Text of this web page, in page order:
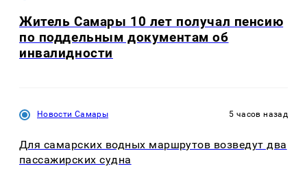
Житель Самары 10 лет получал пенсию
по поддельным документам об
инвалидности
Новости Самары 5 часов назад
Для самарских водных маршрутов возведут два
пассажирских судна